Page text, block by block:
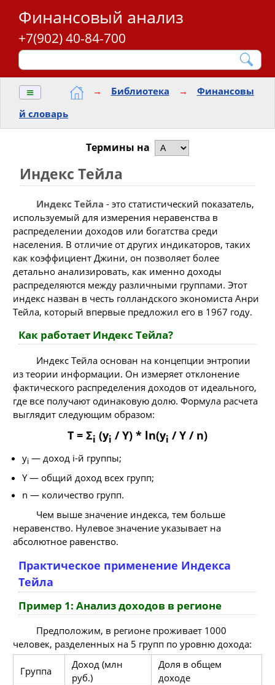
Финансовый анализ
+7(902) 40-84-700
≡ → Библиотека →
Финансовы
й словарь
Термины на
Индекс Тейла
Индекс Тейла - это статистический показатель,
используемый для измерения неравенства в
распределении доходов или богатства среди
населения. В отличие от других индикаторов, таких
как коэффициент Джини, он позволяет более
детально анализировать, как именно доходы
распределяются между различными группами. Этот
индекс назван в честь голландского экономиста Анри
Тейла, который впервые предложил его в 1967 году.
Как работает Индекс Тейла?
Индекс Тейла основан на концепции энтропии
из теории информации. Он измеряет отклонение
фактического распределения доходов от идеального,
где все получают одинаковую долю. Формула расчета
выглядит следующим образом:
T = Σi (yi / Y) * ln(yi / Y / n)
yi — доход i-й группы;
Y — общий доход всех групп;
n — количество групп.
Чем выше значение индекса, тем больше
неравенство. Нулевое значение указывает на
абсолютное равенство.
Практическое применение Индекса
Тейла
Пример 1: Анализ доходов в регионе
Предположим, в регионе проживает 1000
человек, разделенных на 5 групп по уровню дохода:
Группа
Доход (млн
руб.)
Доля в общем
доходе